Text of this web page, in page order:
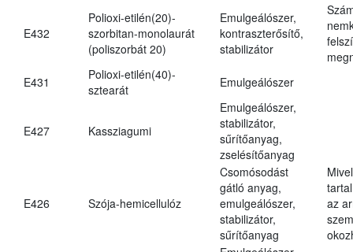
E432
Polioxi-etilén(20)-
szorbitan-monolaurát
(poliszorbát 20)
Emulgeálószer,
kontraszterősítő,
stabilizátor
E431
Polioxi-etilén(40)-
sztearát
Emulgeálószer
E427 Kassziagumi
Emulgeálószer,
stabilizátor,
sűrítőanyag,
zselésítőanyag
E426 Szója-hemicellulóz
Csomósodást
gátló anyag,
emulgeálószer,
stabilizátor,
sűrítőanyag
az